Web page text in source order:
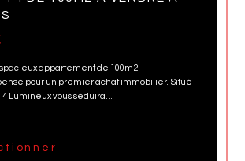
appartement de 100m2
pour un premier achat immobilier. Situé
Lumineux vous séduira...